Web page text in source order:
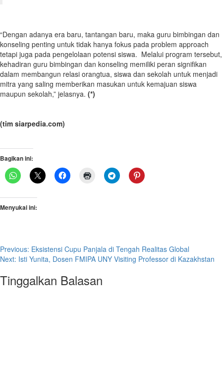
“Dengan adanya era baru, tantangan baru, maka guru bimbingan dan
konseling penting untuk tidak hanya fokus pada problem approach
tetapi juga pada pengelolaan potensi siswa. Melalui program tersebut,
kehadiran guru bimbingan dan konseling memiliki peran signifikan
dalam membangun relasi orangtua, siswa dan sekolah untuk menjadi
mitra yang saling memberikan masukan untuk kemajuan siswa
maupun sekolah,” jelasnya. (*)
(tim siarpedia.com)
Bagikan ini:
Menyukai ini:
Post
navigation
Previous: Eksistensi Cupu Panjala di Tengah Realitas Global
Next: Isti Yunita, Dosen FMIPA UNY Visiting Professor di Kazakhstan
Tinggalkan Balasan